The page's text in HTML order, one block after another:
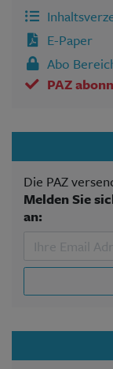
E-Paper
Abo
PAZ
Die PAZ
Melden Sie
an: